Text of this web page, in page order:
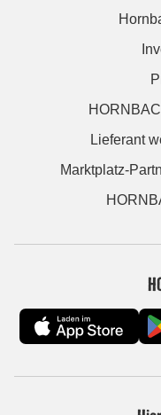
Lieferant
Marktplatz-